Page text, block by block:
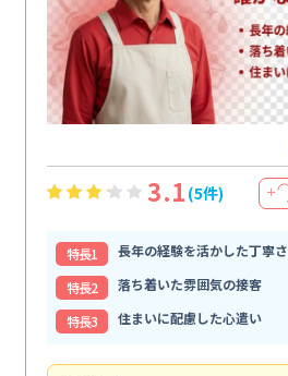
3.1 (5件) ＋
特⻑1
長年の経験を活かした丁寧さ
特⻑2
落ち着いた雰囲気の接客
特⻑3
住まいに配慮した心遣い